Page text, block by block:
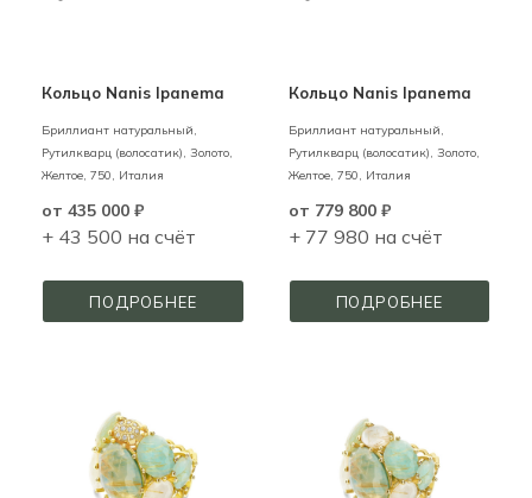
Кольцо Nanis Ipanema
Бриллиант натуральный,
Рутилкварц (волосатик), Золото,
Желтое, 750, Италия
от 435 000 ₽
+ 43 500 на счёт
ПОДРОБНЕЕ
Кольцо Nanis Ipanema
Бриллиант натуральный,
Рутилкварц (волосатик), Золото,
Желтое, 750, Италия
от 779 800 ₽
+ 77 980 на счёт
ПОДРОБНЕЕ